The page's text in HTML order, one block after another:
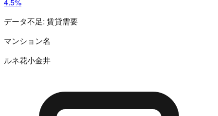
データ不足: 賃貸需要
マンション名
ルネ花小金井